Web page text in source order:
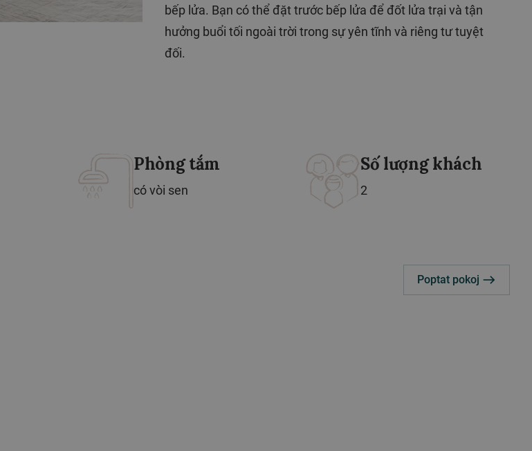
bếp lửa. Bạn có thể đặt trước bếp lửa để đốt lửa trại và tận
hưởng buổi tối ngoài trời trong sự yên tĩnh và riêng tư tuyệt
đối.
Phòng tắm
có vòi sen
Số lượng khách
2
Poptat pokoj east